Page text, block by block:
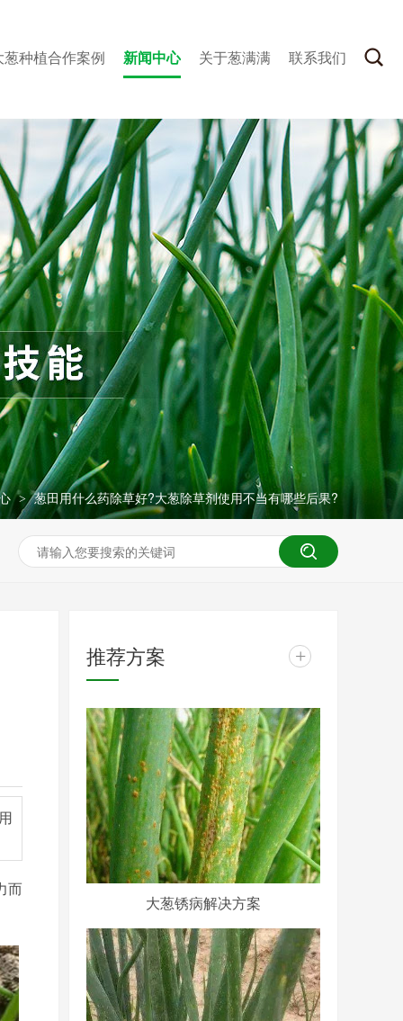
葱种植合作案例 新闻中心 关于葱满满 联系我们
> 葱田用什么药除草好?大葱除草剂使用不当有哪些后果?
而
推荐方案 +
大葱锈病解决方案